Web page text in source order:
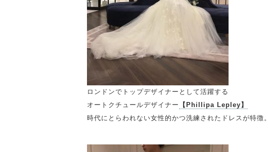
ロンドンでトップデザイナーとして活躍する
オートクチュールデザイナー
【Phillipa Lepley】
時代にとらわれない女性的かつ洗練されたドレスが特徴。